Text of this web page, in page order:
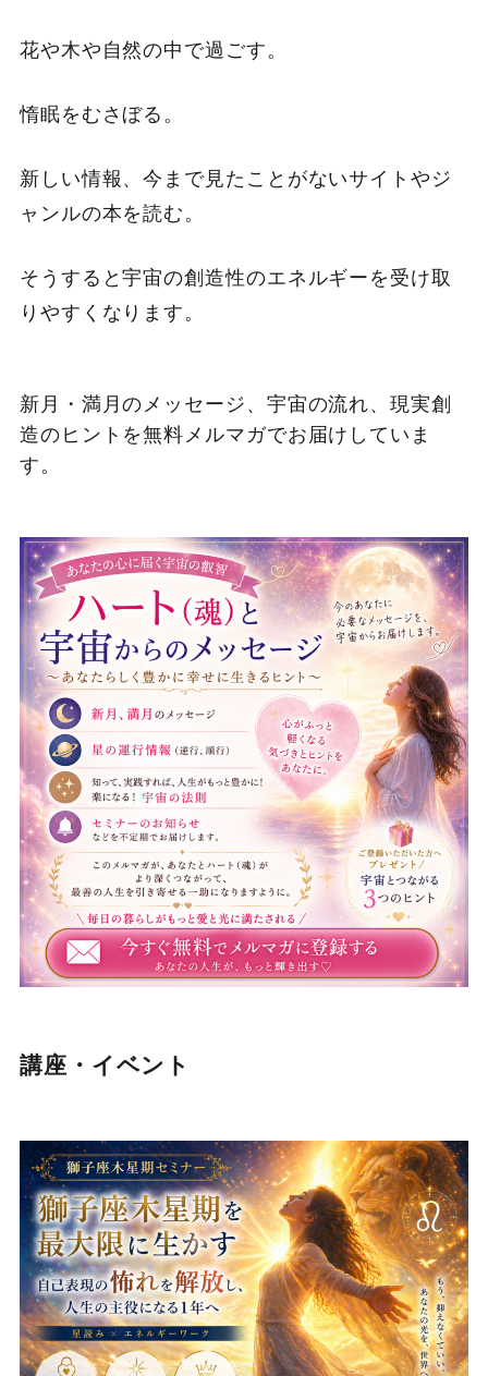
花や木や自然の中で過ごす。
惰眠をむさぼる。
新しい情報、今まで見たことがないサイトやジ
ャンルの本を読む。
そうすると宇宙の創造性のエネルギーを受け取
りやすくなります。
新月・満月のメッセージ、宇宙の流れ、現実創
造のヒントを無料メルマガでお届けしていま
す。
講座・イベント